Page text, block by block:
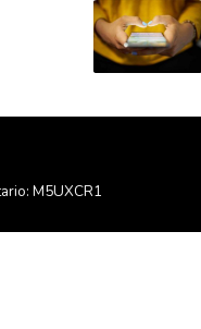
M5UXCR1